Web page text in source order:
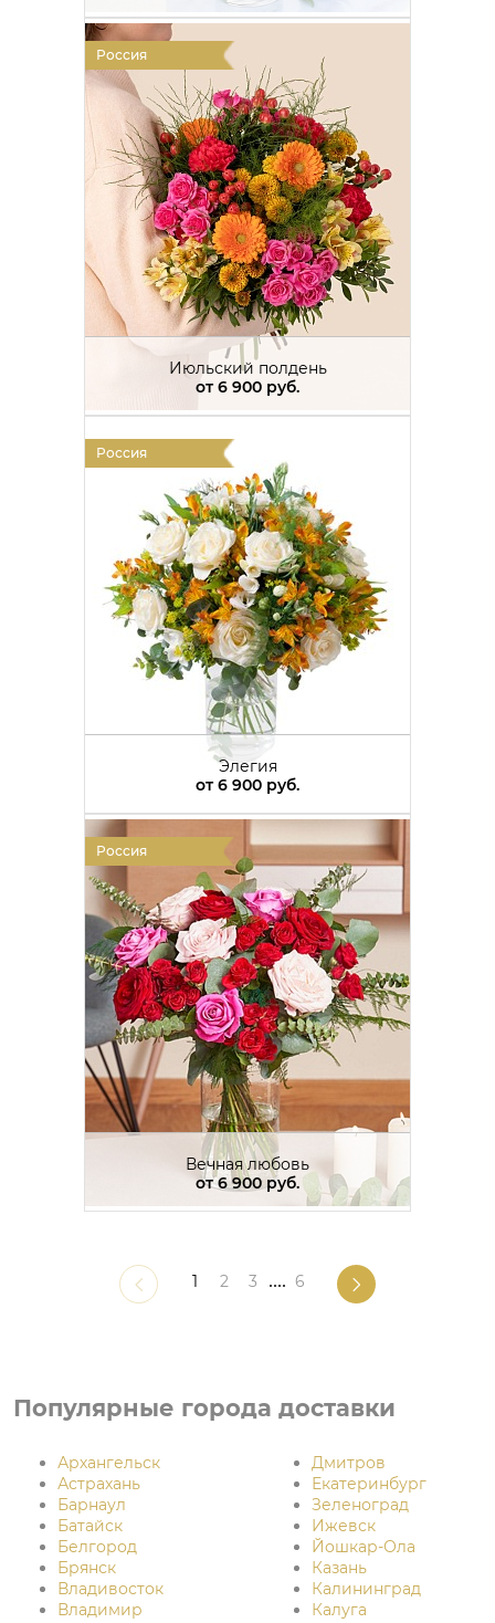
Россия
Июльский полдень
от6 900 руб.
Россия
Элегия
от6 900 руб.
Россия
Вечная любовь
от6 900 руб.
1 2 3 .... 6
Популярные города доставки
Архангельск
Астрахань
Барнаул
Батайск
Белгород
Брянск
Владивосток
Владимир
Дмитров
Екатеринбург
Зеленоград
Ижевск
Йошкар-Ола
Казань
Калининград
Калуга